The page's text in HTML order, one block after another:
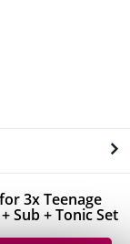
3x Teenage
Sub + Tonic Set